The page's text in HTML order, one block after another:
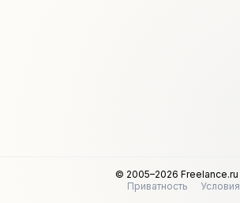
© 2005–2026 Freelance.ru
Приватность
Условия